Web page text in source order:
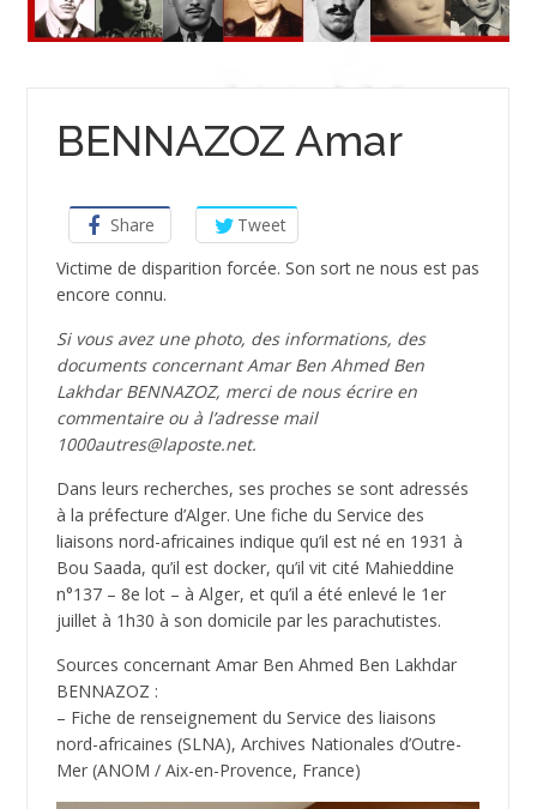
BENNAZOZ Amar
Share
Tweet
Victime de disparition forcée. Son sort ne nous est pas
encore connu.
Si vous avez une photo, des informations, des
documents concernant Amar Ben Ahmed Ben
Lakhdar BENNAZOZ, merci de nous écrire en
commentaire ou à l’adresse mail
1000autres@laposte.net.
Dans leurs recherches, ses proches se sont adressés
à la préfecture d’Alger. Une fiche du Service des
liaisons nord-africaines indique qu’il est né en 1931 à
Bou Saada, qu’il est docker, qu’il vit cité Mahieddine
n°137 – 8e lot – à Alger, et qu’il a été enlevé le 1er
juillet à 1h30 à son domicile par les parachutistes.
Sources concernant Amar Ben Ahmed Ben Lakhdar
BENNAZOZ :
– Fiche de renseignement du Service des liaisons
nord-africaines (SLNA), Archives Nationales d’Outre-
Mer (ANOM / Aix-en-Provence, France)